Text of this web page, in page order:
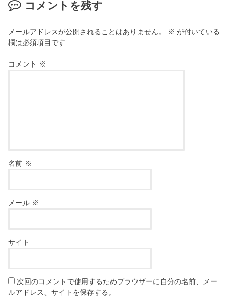
コメントを残す
メールアドレスが公開されることはありません。 ※ が付いている
欄は必須項目です
コメント ※
名前 ※
メール ※
サイト
次回のコメントで使用するためブラウザーに自分の名前、メー
ルアドレス、サイトを保存する。